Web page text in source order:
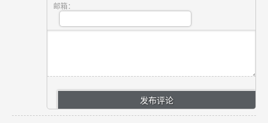
邮箱：